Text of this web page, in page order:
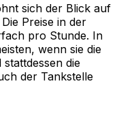
sich der Blick auf
Preise in der
pro Stunde. In
wenn sie die
die
der Tankstelle